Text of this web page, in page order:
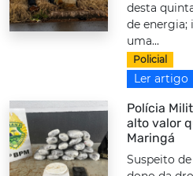
desta
de energia;
uma...
Policial
Ler artigo
Polícia
alto valor
Maringá
Suspeito